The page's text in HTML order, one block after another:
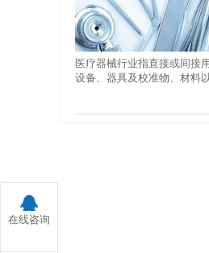
在线咨询
医疗器械行业指直接或间接
设备、器具及校准物、材料